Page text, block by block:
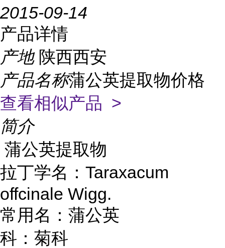
2015-09-14
产品详情
产地 陕西西安
产品名称蒲公英提取物价格
查看相似产品 >
简介
蒲公英提取物
拉丁学名： Taraxacum
offcinale Wigg.
常用名： 蒲公英
科： 菊科